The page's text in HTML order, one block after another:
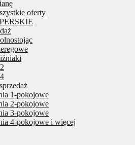
oferty
1-pokojowe
2-pokojowe
3-pokojowe
4-pokojowe i więcej